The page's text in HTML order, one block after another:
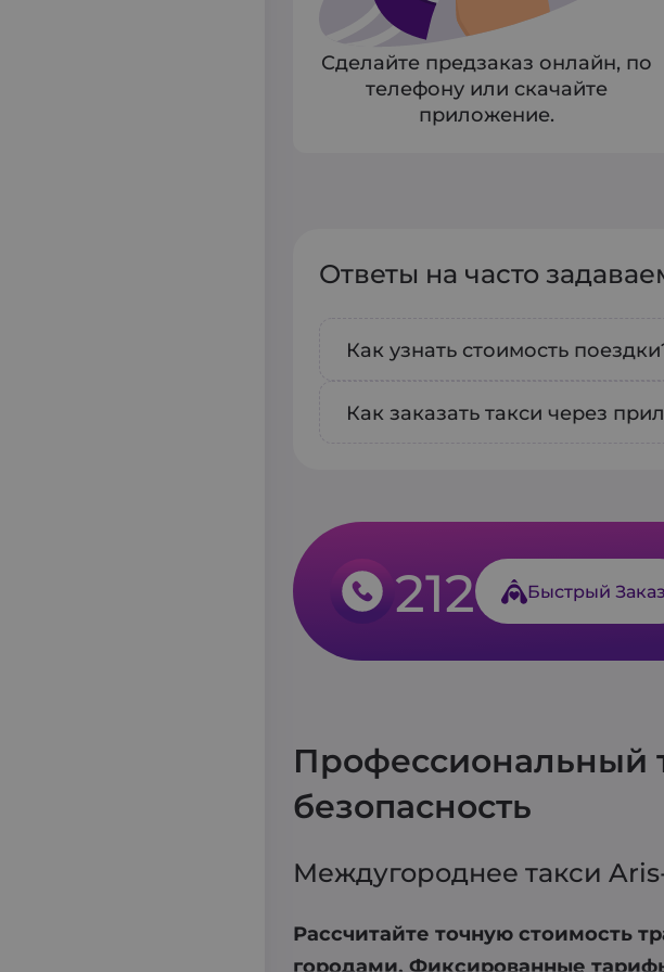
Сделайте предзаказ онлайн, по
телефону или скачайте
приложение.
Ответы на часто
Как узнать стоимость
Чтобы узнать
Как заказать такси через
и нажмите кнопку
212 Быстрый Заказ
Профессиональный
безопасность
Междугороднее такси
Рассчитайте точную стоимость
городами. Фиксированные